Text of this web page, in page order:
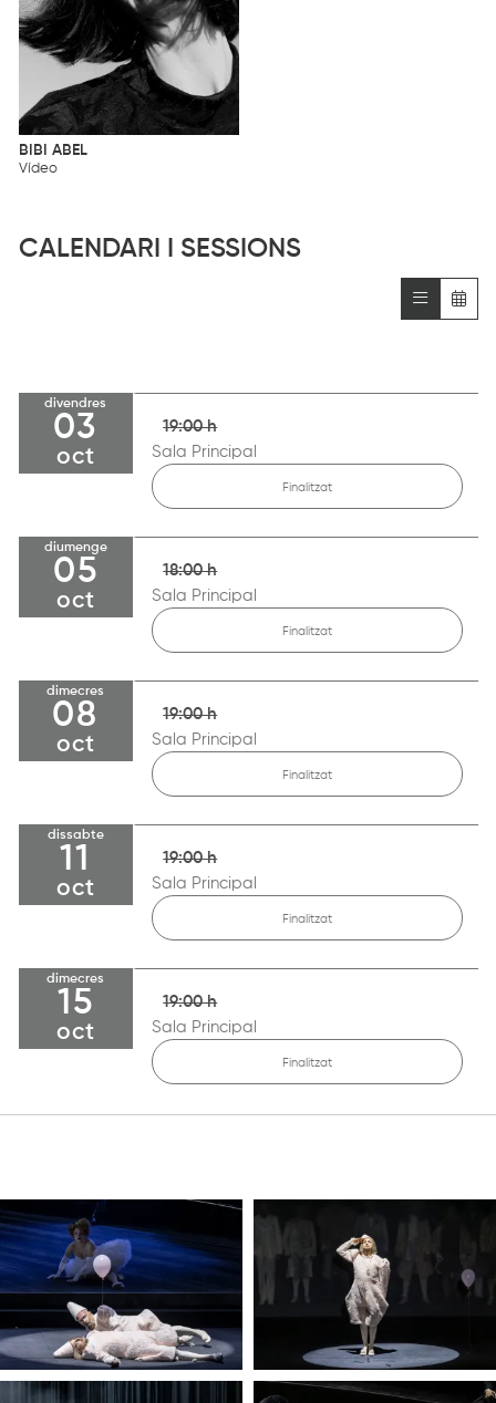
BIBI ABEL
Vídeo
CALENDARI I SESSIONS
divendres
03
oct
19:00 h
Sala Principal
Finalitzat
diumenge
05
oct
18:00 h
Sala Principal
Finalitzat
dimecres
08
oct
19:00 h
Sala Principal
Finalitzat
dissabte
11
oct
19:00 h
Sala Principal
Finalitzat
dimecres
15
oct
19:00 h
Sala Principal
Finalitzat